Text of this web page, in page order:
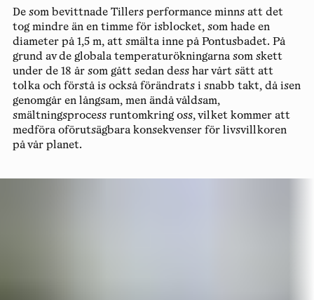
De som bevittnade Tillers performance minns att det
tog mindre än en timme för isblocket, som hade en
diameter på 1,5 m, att smälta inne på Pontusbadet. På
grund av de globala temperaturökningarna som skett
under de 18 år som gått sedan dess har vårt sätt att
tolka och förstå is också förändrats i snabb takt, då isen
genomgår en långsam, men ändå våldsam,
smältningsprocess runtomkring oss, vilket kommer att
medföra oförutsägbara konsekvenser för livsvillkoren
på vår planet.